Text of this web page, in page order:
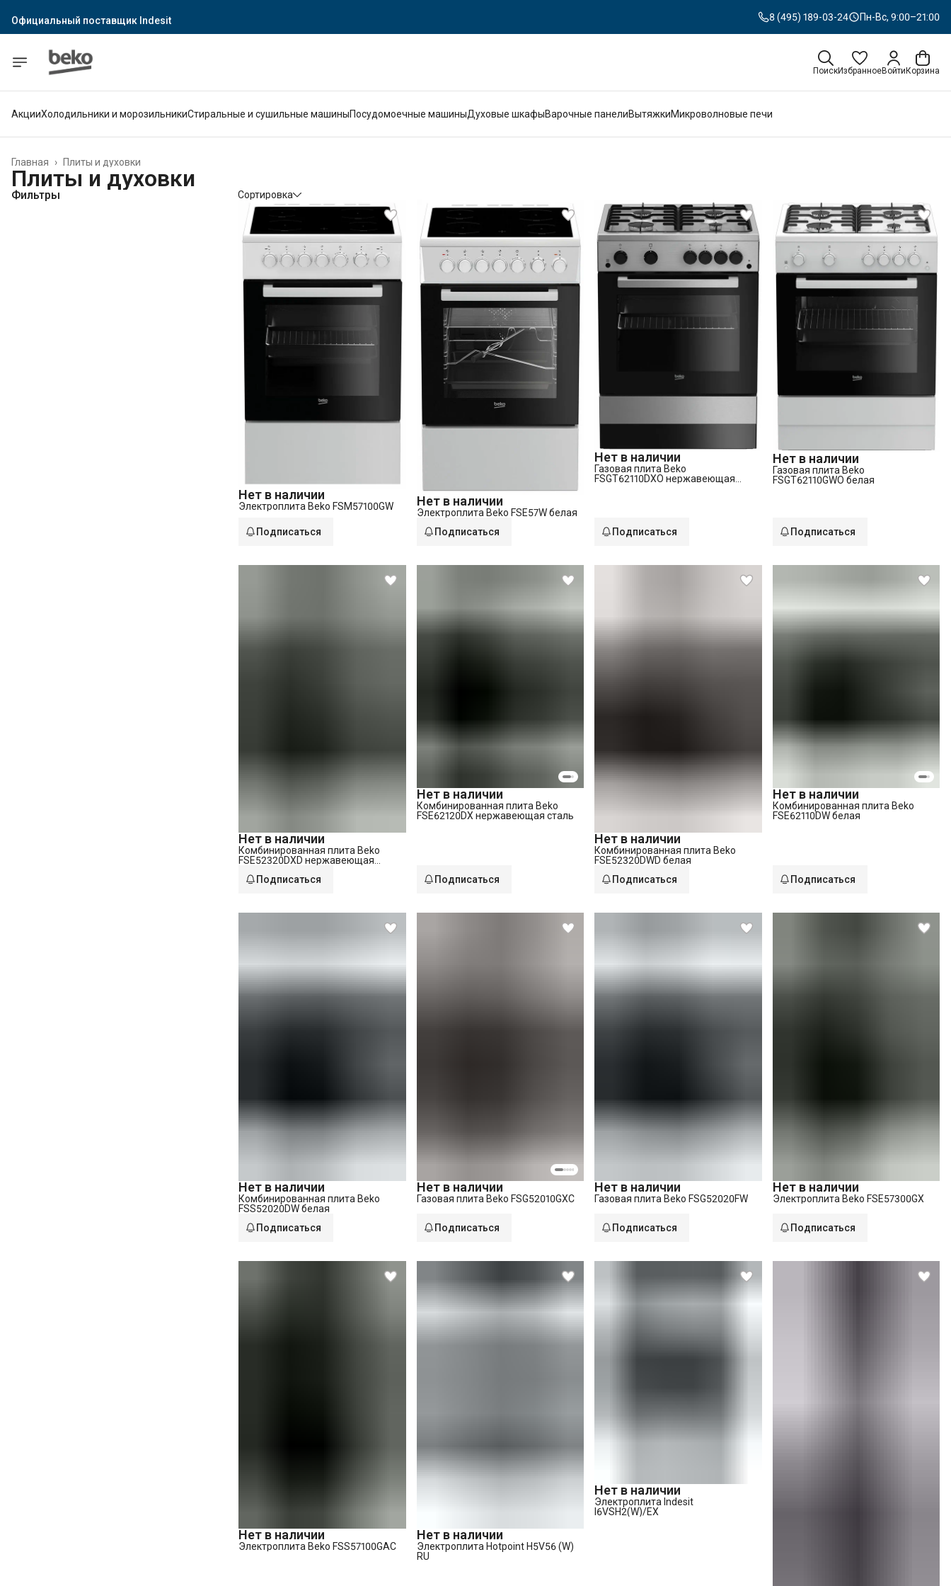
Официальный поставщик Indesit
Официальный поставщик Hotpoint
8 (495) 189-03-24 Пн-Вс, 9:00–21:00
ПоискИзбранноеВойти Корзина
АкцииХолодильники и морозильникиСтиральные и сушильные машиныПосудомоечные машиныДуховые шкафыВарочные панелиВытяжкиМикроволновые печи
Плиты и духовки
Главная ›
Плиты и духовки
Фильтры Сортировка
Нет в наличии
Электроплита Beko FSM57100GW
Подписаться
Нет в наличии
Электроплита Beko FSE57W белая
Подписаться
Нет в наличии
Газовая плита Beko
FSGT62110DXO нержавеющая
Подписаться
Нет в наличии
Газовая плита Beko
FSGT62110GWO белая
Подписаться
Нет в наличии
Комбинированная плита Beko
FSE52320DXD нержавеющая
Подписаться
Нет в наличии
Комбинированная плита Beko
FSE62120DX нержавеющая сталь
Подписаться
Нет в наличии
Комбинированная плита Beko
FSE52320DWD белая
Подписаться
Нет в наличии
Комбинированная плита Beko
FSE62110DW белая
Подписаться
Нет в наличии
Комбинированная плита Beko
FSS52020DW белая
Подписаться
Нет в наличии
Газовая плита Beko FSG52010GXC
Подписаться
Нет в наличии
Газовая плита Beko FSG52020FW
Подписаться
Нет в наличии
Электроплита Beko FSE57300GX
Подписаться
Нет в наличии
Электроплита Beko FSS57100GAC
Нет в наличии
Электроплита Hotpoint H5V56 (W)
RU
Нет в наличии
Электроплита Indesit
I6VSH2(W)/EX